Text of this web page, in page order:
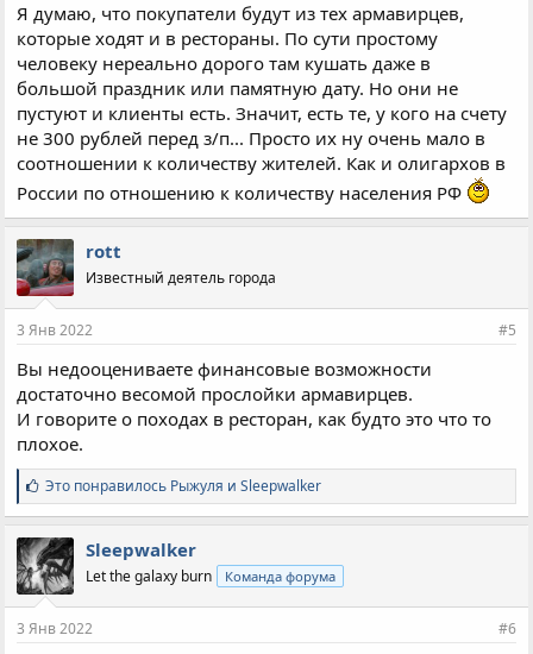
Я думаю, что покупатели будут из тех армавирцев,
которые ходят и в рестораны. По сути простому
человеку нереально дорого там кушать даже в
большой праздник или памятную дату. Но они не
пустуют и клиенты есть. Значит, есть те, у кого на счету
не 300 рублей перед з/п... Просто их ну очень мало в
соотношении к количеству жителей. Как и олигархов в
России по отношению к количеству населения РФ
rott
Известный деятель города
3 Янв 2022 #5
Вы недооцениваете финансовые возможности
достаточно весомой прослойки армавирцев.
И говорите о походах в ресторан, как будто это что то
плохое.
С
и
м
п
а
т
и
:
Это понравилось Рыжуля иSleepwalker
Sleepwalker
Let the galaxy burn Команда форума
3 Янв 2022 #6